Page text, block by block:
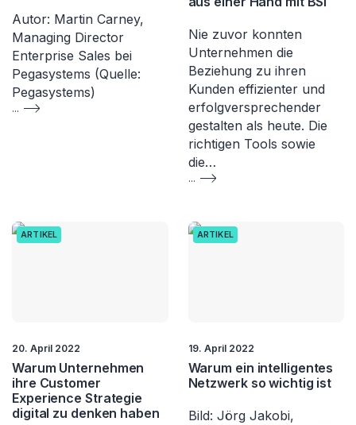
Autor: Martin Carney,
Managing Director
Enterprise Sales bei
Pegasystems (Quelle:
Pegasystems)
...
Nie zuvor konnten
Unternehmen die
Beziehung zu ihren
Kunden effizienter und
erfolgversprechender
gestalten als heute. Die
richtigen Tools sowie
die…
...
ARTIKEL
20. April 2022
Warum Unternehmen
ihre Customer
Experience Strategie
digital zu denken haben
ARTIKEL
19. April 2022
Warum ein intelligentes
Netzwerk so wichtig ist
Bild: Jörg Jakobi,